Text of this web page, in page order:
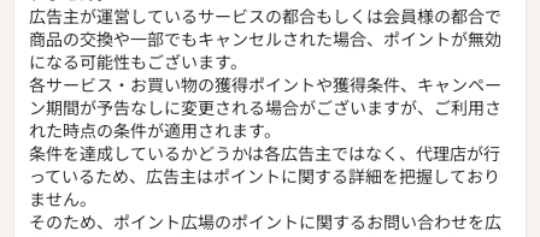
広告主が運営しているサービスの都合もしくは会員様の都合で
商品の交換や一部でもキャンセルされた場合、ポイントが無効
になる可能性もございます。
各サービス・お買い物の獲得ポイントや獲得条件、キャンペー
ン期間が予告なしに変更される場合がございますが、ご利用さ
れた時点の条件が適用されます。
条件を達成しているかどうかは各広告主ではなく、代理店が行
っているため、広告主はポイントに関する詳細を把握しており
ません。
そのため、ポイント広場のポイントに関するお問い合わせを広